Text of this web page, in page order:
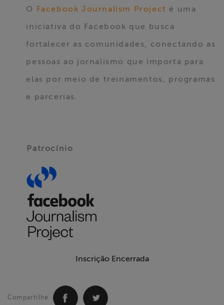
O Facebook Journalism Project é uma
iniciativa do Facebook que busca
fortalecer as comunidades, conectando as
pessoas ao jornalismo que importa para
elas por meio de treinamentos, programas
e parcerias.
Patrocínio
Inscrição Encerrada
Compartilhe